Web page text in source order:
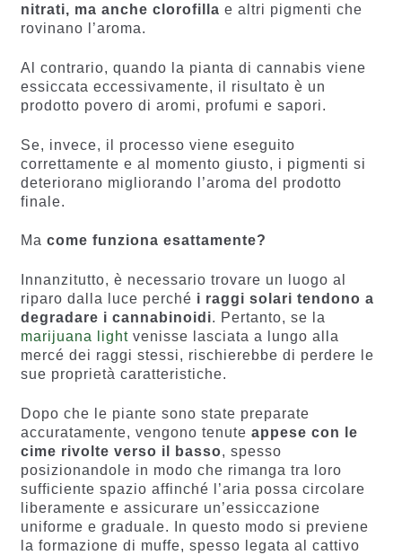
nitrati, ma anche clorofilla e altri pigmenti che
rovinano l’aroma.
Al contrario, quando la pianta di cannabis viene
essiccata eccessivamente, il risultato è un
prodotto povero di aromi, profumi e sapori.
Se, invece, il processo viene eseguito
correttamente e al momento giusto, i pigmenti si
deteriorano migliorando l’aroma del prodotto
finale.
Ma come funziona esattamente?
Innanzitutto, è necessario trovare un luogo al
riparo dalla luce perché i raggi solari tendono a
degradare i cannabinoidi. Pertanto, se la
marijuana lightvenisse lasciata a lungo alla
mercé dei raggi stessi, rischierebbe di perdere le
sue proprietà caratteristiche.
Dopo che le piante sono state preparate
accuratamente, vengono tenute appese con le
cime rivolte verso il basso, spesso
posizionandole in modo che rimanga tra loro
sufficiente spazio affinché l’aria possa circolare
liberamente e assicurare un’essiccazione
uniforme e graduale. In questo modo si previene
la formazione di muffe, spesso legata al cattivo